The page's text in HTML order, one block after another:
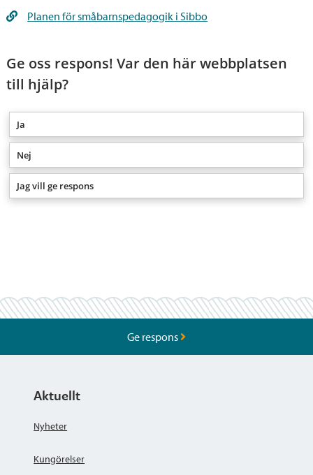
Planen för småbarnspedagogik i Sibbo
Ge oss respons! Var den här webbplatsen
till hjälp?
Ja
Nej
Jag vill ge respons
Ge respons
Aktuellt
Nyheter
Kungörelser